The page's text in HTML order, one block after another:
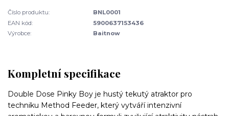
Číslo produktu:
BNL0001
EAN kód:
5900637153436
Výrobce:
Baitnow
Kompletní specifikace
Double Dose Pinky Boy je hustý tekutý atraktor pro
techniku Method Feeder, který vytváří intenzivní